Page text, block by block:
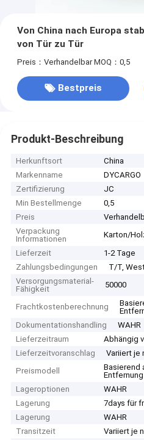
Von China nach Europa
von Tür zu Tür
Preis：Verhandelbar MOQ：0,5
Bestpreis
Produkt-Beschreibung
Herkunftsort
China
Markenname
DYCARGO
Zertifizierung
JC
Min Bestellmenge
0,5
Preis
Verpackung
Informationen
Karton/
Lieferzeit
1-2 Tage
Zahlungsbedingungen
T/T,
Versorgungsmaterial-
Fähigkeit
50000
Frachtkostenberechnung
Dokumentationshandling
WAHR
Lieferzeitraum
Abhängig
Lieferzeitvoranschlag
Variiert je
Preismodell
Basierend
Entfernung
Lageroptionen
WAHR
Lagerung
7days für
Lagerung
WAHR
Transitzeit
Variiert je